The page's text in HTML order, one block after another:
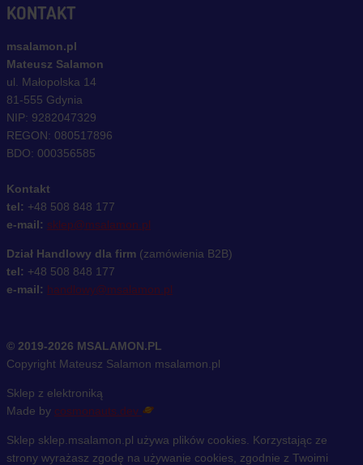
KONTAKT
msalamon.pl
Mateusz Salamon
ul. Małopolska 14
81-555 Gdynia
NIP: 9282047329
REGON: 080517896
BDO: 000356585
Kontakt
tel: +48 508 848 177
e-mail: sklep@msalamon.pl
Dział Handlowy dla firm (zamówienia B2B)
tel: +48 508 848 177
e-mail: handlowy@msalamon.pl
© 2019-2026 MSALAMON.PL
Copyright Mateusz Salamon msalamon.pl
Sklep z elektroniką
Made by cosmonauts.dev
Sklep sklep.msalamon.pl używa plików cookies. Korzystając ze
strony wyrażasz zgodę na używanie cookies, zgodnie z Twoimi